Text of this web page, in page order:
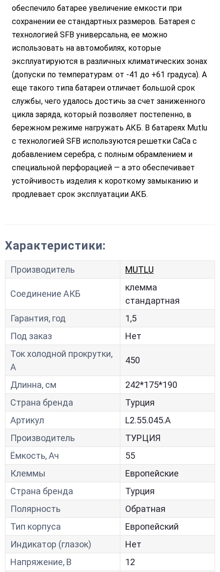
обеспечило батарее увеличение емкости при
сохранении ее стандартных размеров. Батарея с
технологией SFB универсальна, ее можно
использовать на автомобилях, которые
эксплуатируются в различных климатических зонах
(допуски по температурам: от -41 до +61 градуса). А
еще такого типа батареи отличает большой срок
службы, чего удалось достичь за счет заниженного
цикла заряда, который позволяет постепенно, в
бережном режиме нагружать АКБ. В батареях Mutlu
с технологией SFB используются решетки CaCa с
добавлением серебра, с полным обрамлением и
специальной перфорацией — а это обеспечивает
устойчивость изделия к короткому замыканию и
продлевает срок эксплуатации АКБ.
Характеристики:
Производитель MUTLU
Соединение АКБ
клемма
стандартная
Гарантия, год
1,5
Под заказ
Нет
Ток холодной прокрутки,
A
450
Длинна, см
242*175*190
Страна бренда
Турция
Артикул
L2.55.045.A
Производитель
ТУРЦИЯ
Ёмкость, Ач
55
Клеммы
Европейские
Страна бренда
Турция
Полярность
Обратная
Тип корпуса
Европейский
Индикатор (глазок)
Нет
Напряжение, В
12